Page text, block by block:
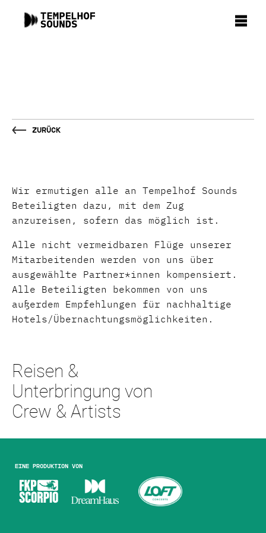
Zurück
Wir ermutigen alle an Tempelhof Sounds
Beteiligten dazu, mit dem Zug
anzureisen, sofern das möglich ist.
Alle nicht vermeidbaren Flüge unserer
Mitarbeitenden werden von uns über
ausgewählte Partner*innen kompensiert.
Alle Beteiligten bekommen von uns
außerdem Empfehlungen für nachhaltige
Hotels/Übernachtungsmöglichkeiten.
Reisen &
Unterbringung von
Crew & Artists
Eine Produktion von